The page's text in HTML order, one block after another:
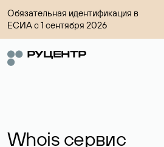
Обязательная идентификация в
ЕСИА с 1 сентября 2026
Whois сервис